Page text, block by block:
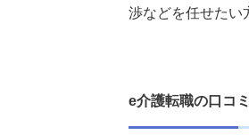
渉などを任せたい
e介護転職の口コ